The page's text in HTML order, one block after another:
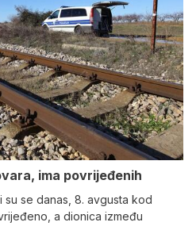
ima povrijeđenih
se danas, 8. avgusta kod
a dionica između